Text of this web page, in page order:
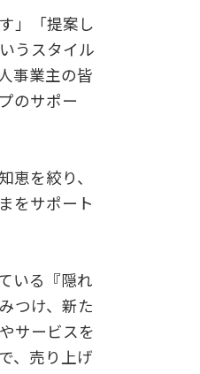
」「提案し
うスタイル
事業主の皆
のサポー
恵を絞り、
をサポート
いる『隠れ
つけ、新た
サービスを
、売り上げ